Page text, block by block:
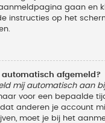
gaan en
instructies op het
automatisch afgemeld?
mij automatisch aan
voor een bepaalde
anderen je account
moet je bij het